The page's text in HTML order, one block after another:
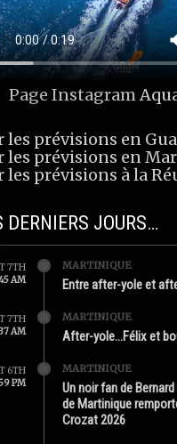
Page Instagram
les prévisions en
les prévisions en
les prévisions à la
DERNIERS JOURS…
7TH
AM
MARTINIQUE
Entre after-yole et
7TH
AM
MARTINIQUE
After-yole…Félix et
6TH
PM
MARTINIQUE
Un noir fan de
de Martinique
Crozat 2026